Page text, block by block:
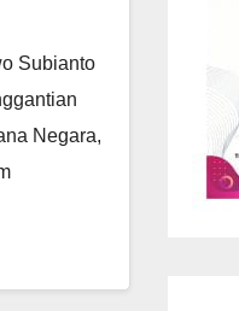
Subianto
Negara,